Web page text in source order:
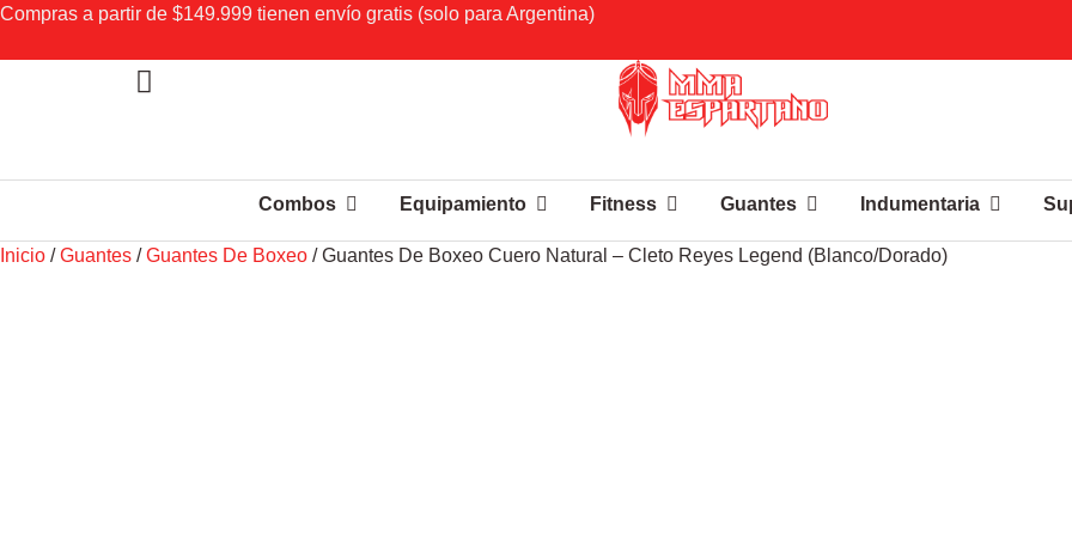
Compras a partir de $149.999 tienen envío gratis (solo para Argentina)
Combos Equipamiento Fitness Guantes Indumentaria
Inicio /Guantes /Guantes De Boxeo / Guantes De Boxeo Cuero Natural – Cleto Reyes Legend (Blanco/Dorado)